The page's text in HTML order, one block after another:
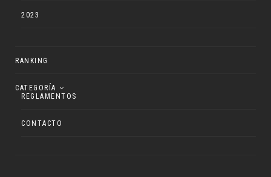
2023
RANKING
CATEGORÍA
REGLAMENTOS
CONTACTO